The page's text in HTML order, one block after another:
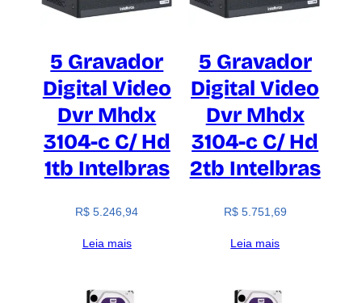
5 Gravador
Digital Video
Dvr Mhdx
3104-c C/ Hd
1tb Intelbras
R$ 5.246,94
Leia mais
5 Gravador
Digital Video
Dvr Mhdx
3104-c C/ Hd
2tb Intelbras
R$5.751,69
Leia mais